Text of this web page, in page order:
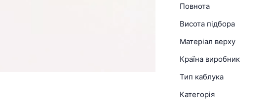
Повнота
Висота підбора
Матеріал верху
Країна виробник
Тип каблука
Категорія